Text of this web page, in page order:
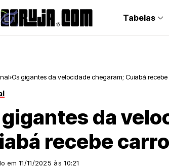
Tabelas
Os gigantes da velocidade chegaram; Cuiabá
gigantes da
recebe
em 11/11/2025 às 10:21